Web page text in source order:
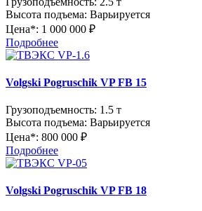
Высота подъема: Варьируется
Цена*: 1 000 000 ₽
Подробнее
Volgski Pogruschik VP FB 15
Грузоподъемность: 1.5 т
Высота подъема: Варьируется
Цена*: 800 000 ₽
Подробнее
Volgski Pogruschik VP FB 18